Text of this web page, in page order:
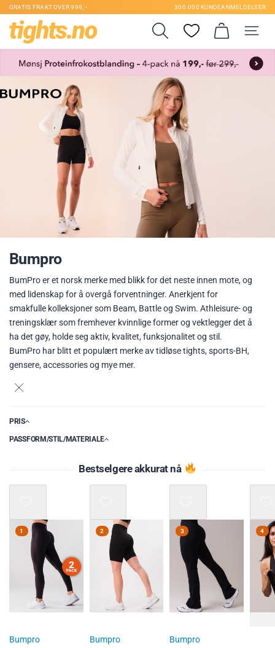
GRATIS FRAKT OVER 999,– 300.000 KUNDEANMELDELSER
Bumpro
BumPro er et norsk merke med blikk for det neste innen mote, og
med lidenskap for å overgå forventninger. Anerkjent for
smakfulle kolleksjoner som Beam, Battle og Swim. Athleisure- og
treningsklær som fremhever kvinnlige former og vektlegger det å
ha det gøy, holde seg aktiv, kvalitet, funksjonalitet og stil.
BumPro har blitt et populært merke av tidløse tights, sports-BH,
gensere, accessories og mye mer.
PRIS
PASSFORM/STIL/MATERIALE
Bestselgere akkurat nå
1
Bumpro
2
Bumpro
3
Bumpro
4
Mix 3